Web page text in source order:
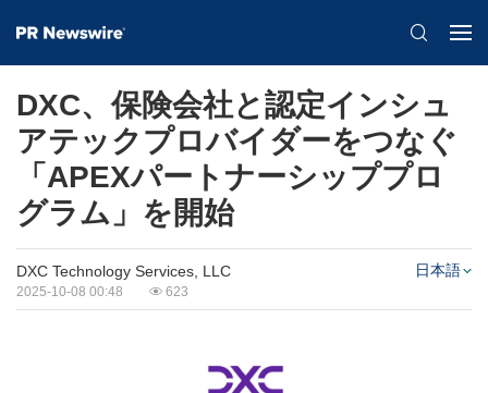
DXC、保険会社と認定インシュ
アテックプロバイダーをつなぐ
「APEXパートナーシッププロ
グラム」を開始
DXC Technology Services, LLC
2025-10-08 00:48 623
日本語